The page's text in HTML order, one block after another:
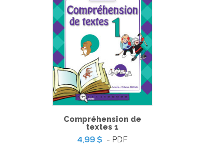
3,99 $-PDF
Compréhension de
textes 1
4,99 $ - PDF